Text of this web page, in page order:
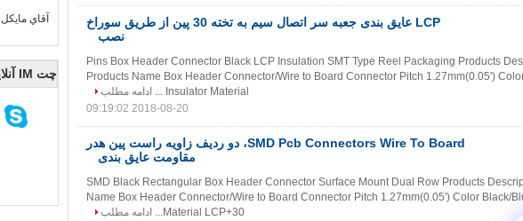
—— آقاي مايکل
چت IM آنلاین در حال حاضر
LCP عایق بندی جعبه سر اتصال سیم به تخته 30 پین از طریق سوراخ
نصب
30 Pins Box Header Connector Black LCP Insulation SMT Type Reel Packaging Products
Products Name Box Header Connector/Wire to Board Connector Pitch 1.27mm(0.05')
Insulator Material ...
ادامه مطلب
2018-08-20 09:19:02
SMD Pcb Connectors Wire To Board، دو ردیف زاویه راست پین هدر
مقاومت عایق بندی
SMD Black Rectangular Box Header Connector Surface Mount Dual Row Products
Name Box Header Connector/Wire to Board Connector Pitch 1.27mm(0.05') Color Black/
Material LCP+30...
ادامه مطلب